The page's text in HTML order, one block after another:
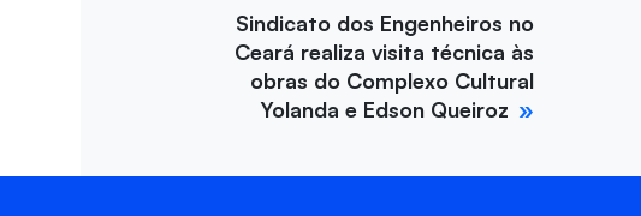
Sindicato dos Engenheiros no
Ceará realiza visita técnica às
obras do Complexo Cultural
Yolanda e Edson Queiroz